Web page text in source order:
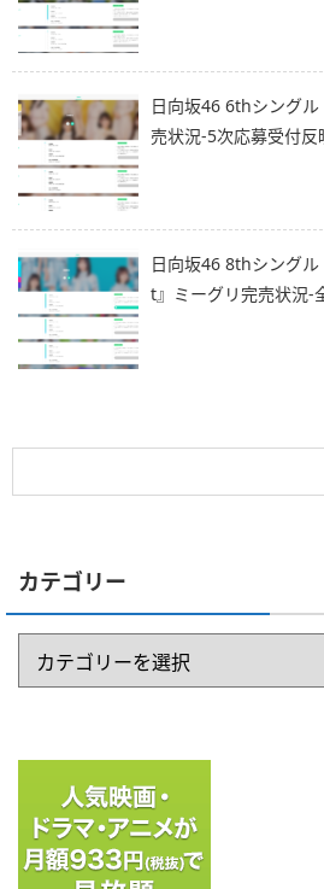
日向坂46 6thシング
売状況-5次応募受付反
日向坂46 8thシング
t』ミーグリ完売状況-
カテゴリー